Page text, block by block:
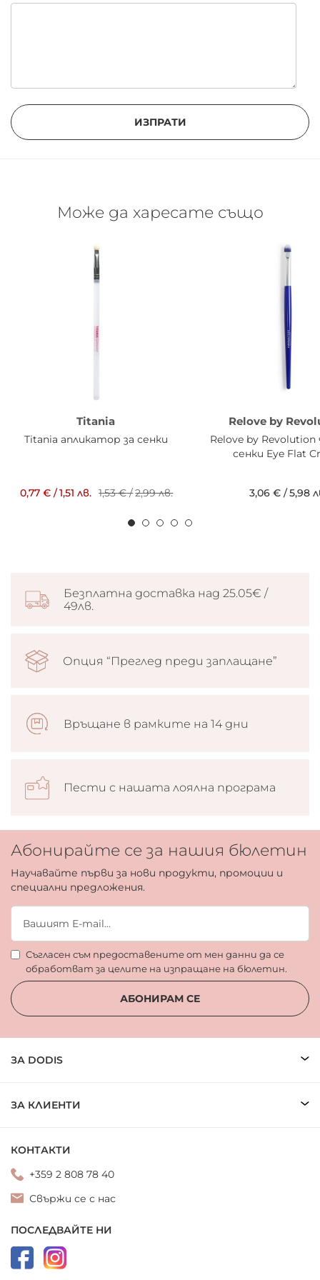
ИЗПРАТИ
Може да харесате също
Titania
Titania апликатор за сенки
0,77 € /1,51 лв. 1,53 €/2,99 лв.
Relove by
Relove by Revolution
сенки Eye Flat
3,06 €/5,98
Безплатна доставка над 25.05€ /
49лв.
Опция “Преглед преди заплащане”
Връщане в рамките на 14 дни
Пести с нашата лоялна програма
Абонирайте се за нашия бюлетин
Научавайте първи за нови продукти, промоции и
специални предложения.
Съгласен съм предоставените от мен данни да се
обработват за целите на изпращане на бюлетин.
АБОНИРАМ СЕ
ЗА DODIS
ЗА КЛИЕНТИ
КОНТАКТИ
+359 2 808 78 40
Свържи се с нас
ПОСЛЕДВАЙТЕ НИ